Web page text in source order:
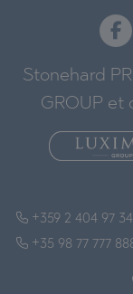
Stonehard
GROUP et
+359 2 404 97 34
+35 98 77 777